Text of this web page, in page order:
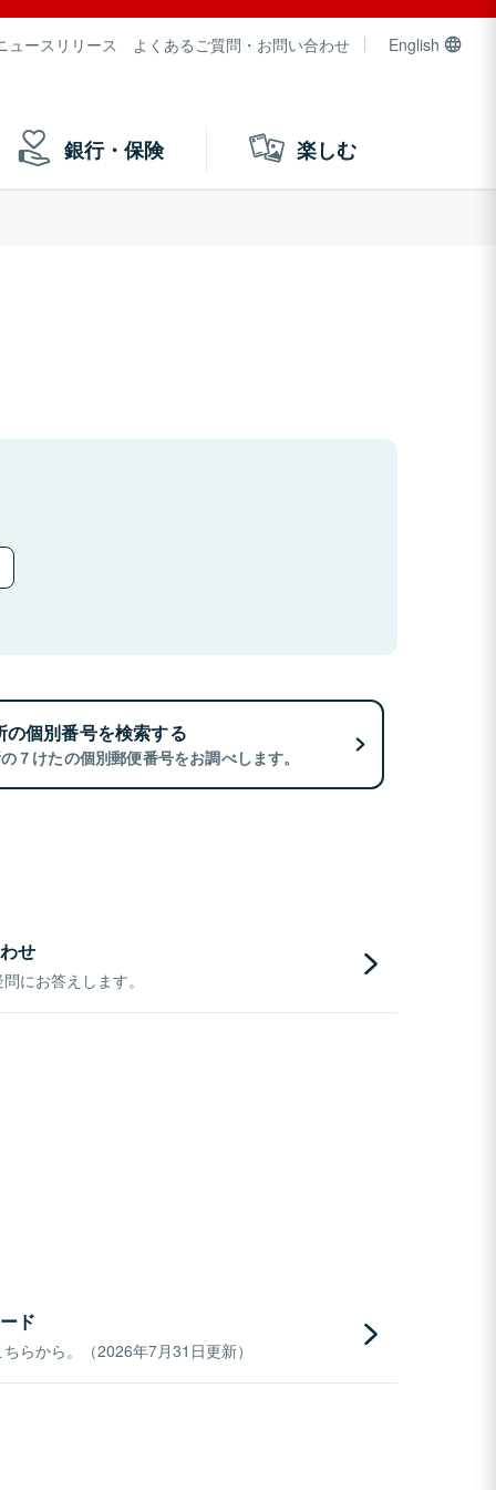
ュースリリース よくあるご質問・お問い合わせ English
銀行・保険 楽しむ
の個別番号を検索する
７けたの個別郵便番号をお調べします。
せ
にお答えします。
ド
らから。（2026年7月31日更新）